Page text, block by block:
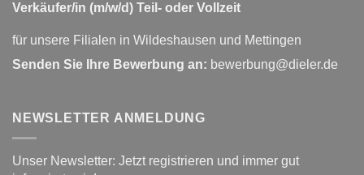
Verkäufer/in (m/w/d) Teil- oder Vollzeit
für unsere Filialen in Wildeshausen und Mettingen
Senden Sie Ihre Bewerbung an: bewerbung@dieler.de
NEWSLETTER ANMELDUNG
Unser Newsletter: Jetzt registrieren und immer gut